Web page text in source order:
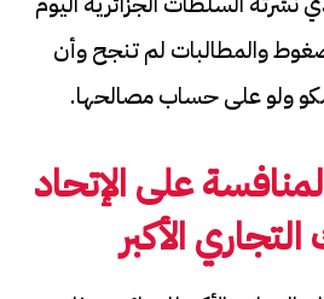
والمطالبات لم تنجح وأن
ولو على حساب مصالحها.
على الإتحاد
الأكبر